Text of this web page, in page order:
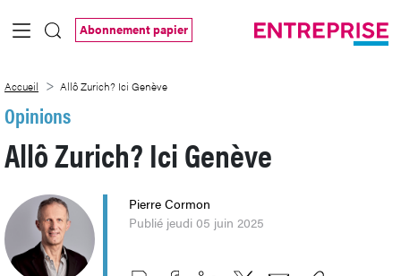
Saut au contenu principal
Abonnement papier
Accueil Allô Zurich? Ici Genève
Opinions
Allô Zurich? Ici Genève
Pierre Cormon
Publié jeudi 05 juin 2025